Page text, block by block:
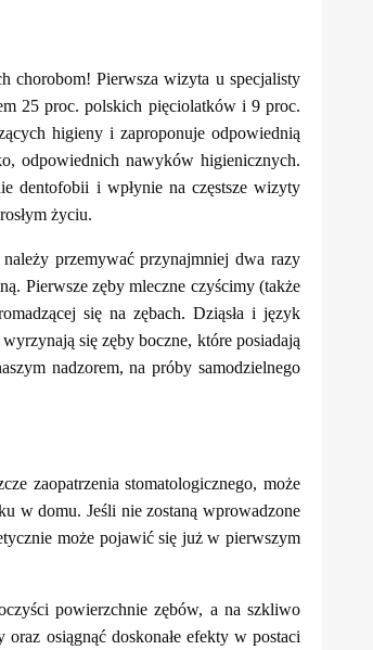
chorobom! Pierwsza wizyta u specjalisty
25 proc. polskich pięciolatków i 9 proc.
higieny i zaproponuje odpowiednią
odpowiednich nawyków higienicznych.
dentofobii i wpłynie na częstsze wizyty
życiu.
przemywać przynajmniej dwa razy
Pierwsze zęby mleczne czyścimy (także
się na zębach. Dziąsła i język
się zęby boczne, które posiadają
nadzorem, na próby samodzielnego
zaopatrzenia stomatologicznego, może
w domu. Jeśli nie zostaną wprowadzone
może pojawić się już w pierwszym
powierzchnie zębów, a na szkliwo
osiągnąć doskonałe efekty w postaci